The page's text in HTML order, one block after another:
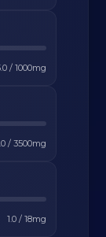
/ 1000mg
/ 3500mg
1.0/ 18mg